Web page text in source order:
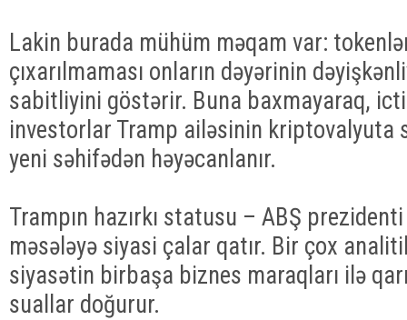
Lakin burada mühüm məqam var:
çıxarılmaması onların dəyərinin
sabitliyini göstərir. Buna baxmayaraq,
investorlar Tramp ailəsinin kriptovalyuta
yeni səhifədən həyəcanlanır.
Trampın hazırkı statusu – ABŞ
məsələyə siyasi çalar qatır. Bir çox
siyasətin birbaşa biznes maraqları ilə
suallar doğurur.